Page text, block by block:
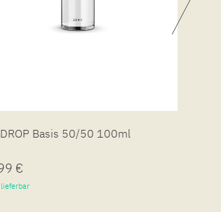
Basis 50/50 100ml
€